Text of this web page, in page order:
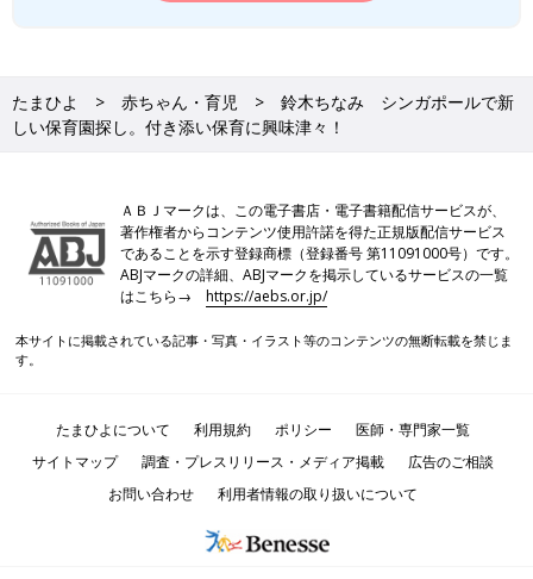
たまひよ 赤ちゃん・育児
鈴木ちなみ シンガポールで新
しい保育園探し。付き添い保育に興味津々！
ＡＢＪマークは、この電子書店・電子書籍配信サービスが、
著作権者からコンテンツ使用許諾を得た正規版配信サービス
であることを示す登録商標（登録番号 第11091000号）です。
ABJマークの詳細、ABJマークを掲示しているサービスの一覧
はこちら→https://aebs.or.jp/
本サイトに掲載されている記事・写真・イラスト等のコンテンツの無断転載を禁じま
す。
たまひよについて 利用規約 ポリシー
医師・専門家一覧
サイトマップ
調査・プレスリリース・メディア掲載
広告のご相談
お問い合わせ
利用者情報の取り扱いについて